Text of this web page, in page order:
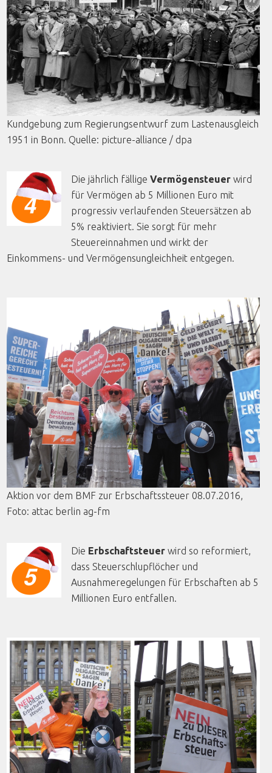
Kundgebung zum Regierungsentwurf zum Lastenausgleich
1951 in Bonn. Quelle: picture-alliance / dpa
Die jährlich fälligeVermögensteuerwird
für Vermögen ab 5 Millionen Euro mit
progressiv verlaufenden Steuersätzen ab
5% reaktiviert. Sie sorgt für mehr
Steuereinnahmen und wirkt der
Einkommens- und Vermögensungleichheit entgegen.
Aktion vor dem BMF zur Erbschaftssteuer
Foto: attac berlin ag-fm
Die Erbschaftsteuer wird so reformiert,
dass Steuerschlupflöcher und
Ausnahmeregelungen für Erbschaften ab 5
Millionen Euro entfallen.